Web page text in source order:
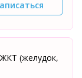
(желудок,